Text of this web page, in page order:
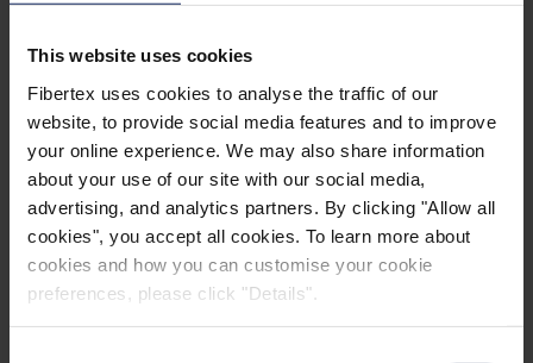
This website uses cookies
Fibertex uses cookies to analyse the traffic of our
website, to provide social media features and to improve
your online experience. We may also share information
about your use of our site with our social media,
advertising, and analytics partners. By clicking "Allow all
cookies", you accept all cookies. To learn more about
cookies and how you can customise your cookie
preferences, please click "Details".
wurden 1,2 Millionen m Fibertex Geotextilien und
500.000 m
Geogitter verbaut.
FALLSTUDIE HERUNTERLADEN